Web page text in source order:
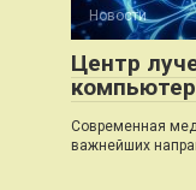
Новости
Центр
Современная
важнейших